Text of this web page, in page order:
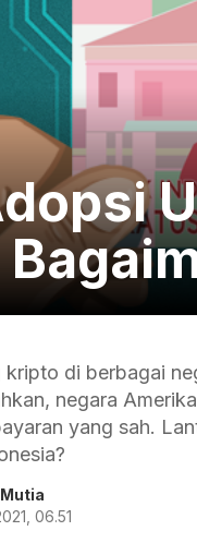
di berbagai
negara
yang sah.
06.51